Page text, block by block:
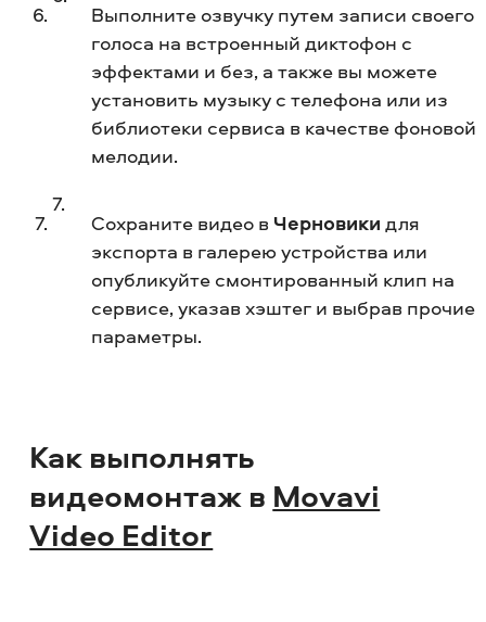
Выполните озвучку путем записи своего
голоса на встроенный диктофон с
эффектами и без, а также вы можете
установить музыку с телефона или из
библиотеки сервиса в качестве фоновой
мелодии.
Сохраните видео в Черновики для
экспорта в галерею устройства или
опубликуйте смонтированный клип на
сервисе, указав хэштег и выбрав прочие
параметры.
Как выполнять
видеомонтаж в Movavi
Video Editor